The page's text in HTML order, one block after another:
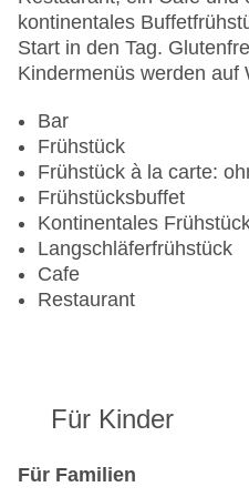
kontinentales
Start in den Tag.
Kindermenüs werden auf
Bar
Frühstück
Frühstück à la carte:
Frühstücksbuffet
Kontinentales
Langschläferfrühstück
Cafe
Restaurant
Für Kinder
Für Familien